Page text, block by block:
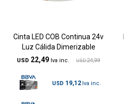
Cinta LED COB Continua 24v
Luz Cálida Dimerizable
USD 22,49 USD 24,99
USD 19,12